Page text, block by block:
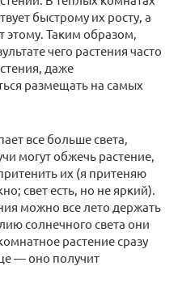
быстрому их росту, а
этому. Таким образом,
чего растения часто
даже
размещать на самых
все больше света,
могут обжечь растение,
их (я притеняю
свет есть, но не яркий).
можно все лето держать
солнечного света они
растение сразу
— оно получит